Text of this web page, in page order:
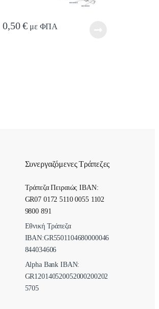
0,50€ με ΦΠΑ
Συνεργαζόμενες Τράπεζες
Τράπεζα Πειραιώς IBAN:
GR07 0172 5110 0055 1102
9800 891
Εθνική Τράπεζα
ΙΒΑΝ:GR5501104680000046
844034606
Alpha Bank ΙΒΑΝ:
GR120140520052000200202
5705